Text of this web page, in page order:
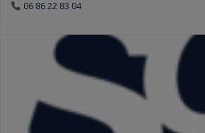
06 86 22 83 04